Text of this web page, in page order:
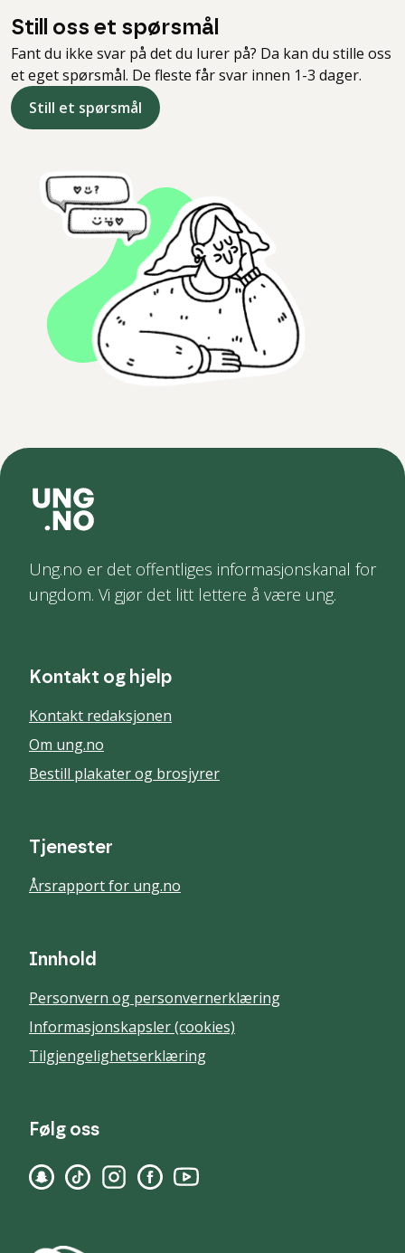
Still oss et spørsmål
Fant du ikke svar på det du lurer på? Da kan du stille oss
et eget spørsmål. De fleste får svar innen 1-3 dager.
Still et spørsmål
Ung.no er det offentliges informasjonskanal for
ungdom. Vi gjør det litt lettere å være ung.
Kontakt og hjelp
Kontakt redaksjonen
Om ung.no
Bestill plakater og brosjyrer
Tjenester
Årsrapport for ung.no
Innhold
Personvern og personvernerklæring
Informasjonskapsler (cookies)
Tilgjengelighetserklæring
Følg oss